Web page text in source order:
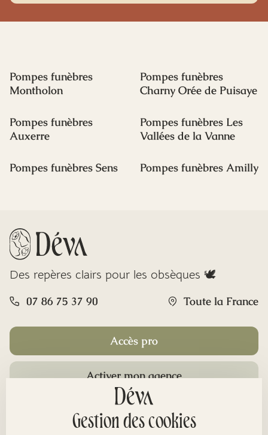
Pompes funèbres
Montholon
Pompes funèbres
Charny Orée de Puisaye
Pompes funèbres
Auxerre
Pompes funèbres Les
Vallées de la Vanne
Pompes funèbres Sens Pompes funèbres Amilly
Des repères clairs pour les obsèques 🕊️
07 86 75 37 90 Toute la France
Accès pro
Activer mon agence
Gestion des cookies